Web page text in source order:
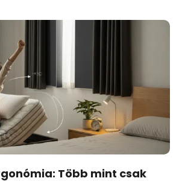
Több mint csak